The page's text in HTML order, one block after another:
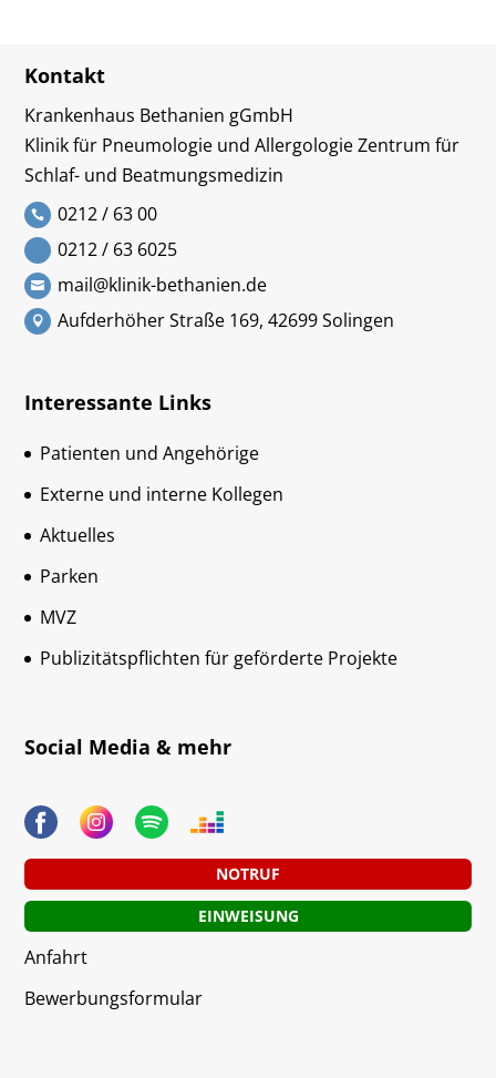
Kontakt
Krankenhaus Bethanien gGmbH
Klinik für Pneumologie und Allergologie Zentrum für
Schlaf- und Beatmungsmedizin
0212 / 63 00
0212 / 63 6025
mail@klinik-bethanien.de
Aufderhöher Straße 169, 42699 Solingen
Interessante Links
Patienten und Angehörige
Externe und interne Kollegen
Aktuelles
Parken
MVZ
Publizitätspflichten für geförderte Projekte
Social Media & mehr
NOTRUF
EINWEISUNG
Anfahrt
Bewerbungsformular